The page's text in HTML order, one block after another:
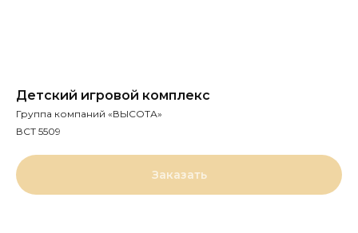
Детский игровой комплекс
Группа компаний «ВЫСОТА»
ВСТ 5509
Заказать